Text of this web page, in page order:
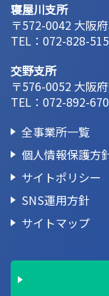
寝屋川支所
〒572-0042 大阪
TEL： 072-828-
交野支所
〒576-0052 大阪
TEL： 072-892-
全事業所一覧
個人情報保護方
サイトポリシー
SNS運用方針
サイトマップ